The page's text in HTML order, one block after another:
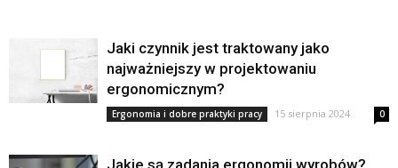
Jaki czynnik jest traktowany jako
najważniejszy w projektowaniu
ergonomicznym?
Ergonomia i dobre praktyki pracy 15 sierpnia 2024 0
Jakie są zadania ergonomii wyrobów?